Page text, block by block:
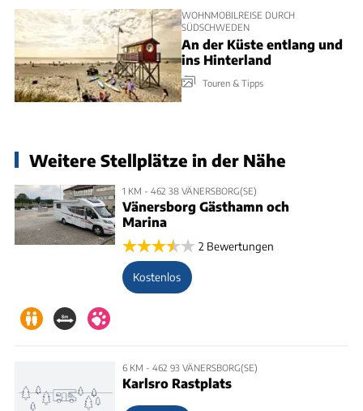
WOHNMOBILREISE DURCH
SÜDSCHWEDEN
An der Küste entlang und
ins Hinterland
Touren & Tipps
Weitere Stellplätze in der Nähe
1 KM - 462 38 VÄNERSBORG(SE)
Vänersborg Gästhamn och
Marina
2 Bewertungen
Kostenlos
6 KM - 462 93 VÄNERSBORG(SE)
Karlsro Rastplats